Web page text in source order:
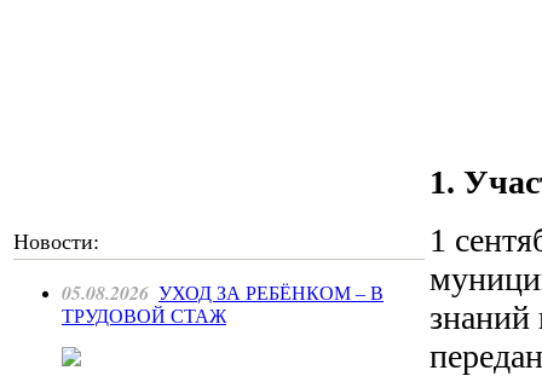
Новости:
05.08.2026 УХОД ЗА РЕБЁНКОМ – В
ТРУДОВОЙ СТАЖ
1.
1